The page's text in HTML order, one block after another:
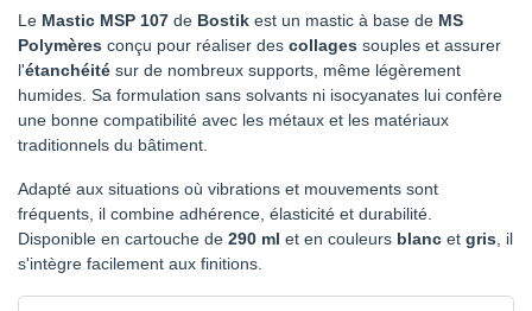
Le Mastic MSP 107 de Bostik est un mastic à base de MS
Polymères conçu pour réaliser des collages souples et assurer
l'étanchéité sur de nombreux supports, même légèrement
humides. Sa formulation sans solvants ni isocyanates lui confère
une bonne compatibilité avec les métaux et les matériaux
traditionnels du bâtiment.
Adapté aux situations où vibrations et mouvements sont
fréquents, il combine adhérence, élasticité et durabilité.
Disponible en cartouche de 290 ml et en couleurs blanc et gris , il
s'intègre facilement aux finitions.